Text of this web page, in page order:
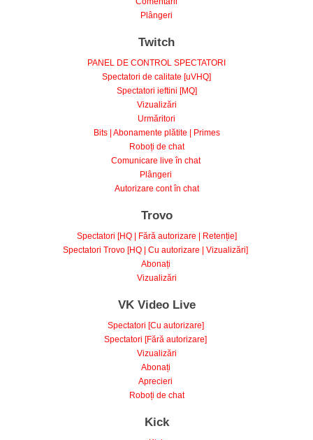
Plângeri
Spectatori de calitate [uVHQ]
Spectatori ieftini [MQ]
Vizualizări
Urmăritori
Bits | Abonamente plătite | Primes
Roboți de chat
Comunicare live în chat
Plângeri
Autorizare cont în chat
Spectatori Trovo [HQ | Cu autorizare | Vizualizări]
Abonați
Vizualizări
Spectatori [Fără autorizare]
Vizualizări
Abonați
Aprecieri
Roboți de chat